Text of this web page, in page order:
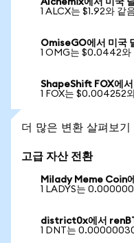
Alchemix에서 미국
1 ALCX는 $1.92와 같
OmiseGO에서 미국
1 OMG는 $0.0442와
ShapeShift FOX에서
1 FOX는 $0.004252
더 많은 변환 살펴보기
고급 자산 전환
Milady Meme Coin
1 LADYS는
district0x에서
1 DNT는